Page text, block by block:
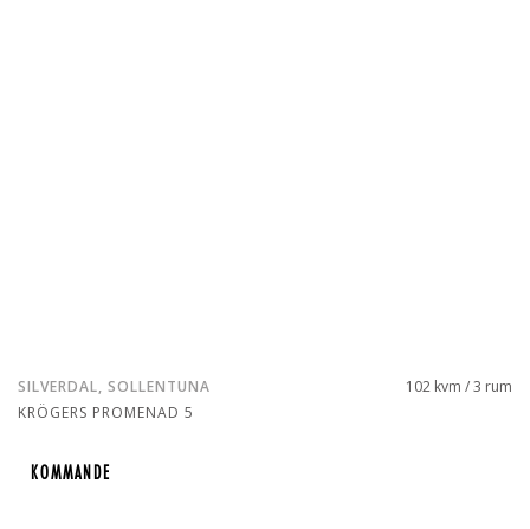
SILVERDAL, SOLLENTUNA
KRÖGERS PROMENAD 5
102 kvm / 3 rum
KOMMANDE
KOMMANDE